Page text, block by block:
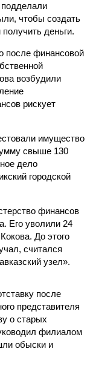
подделали
чтобы создать
деньги.
после финансовой
возбудили
рискует
имущество
свыше 130
дело
городской
финансов
Его уволили 24
До этого
считался
узел».
после
представителя
о старых
филиалом
обыски и